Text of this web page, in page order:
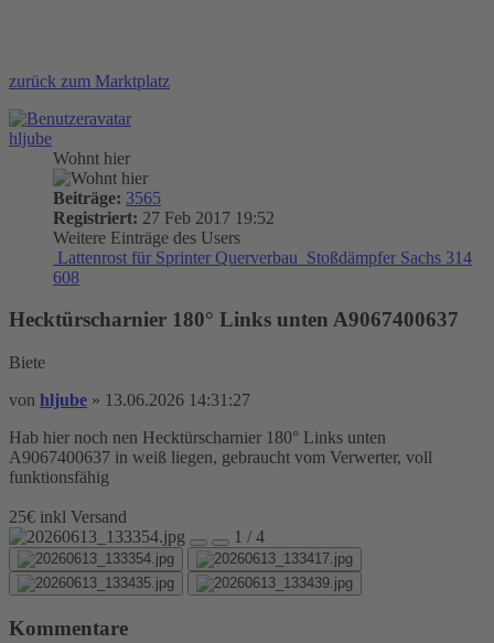
zurück zum Marktplatz
hljube
Wohnt hier
Beiträge: 3565
Registriert: 27 Feb 2017 19:52
Weitere Einträge des Users
Lattenrost für Sprinter Querverbau Stoßdämpfer Sachs 314
608
Hecktürscharnier 180° Links unten A9067400637
Biete
von hljube » 13.06.2026 14:31:27
Hab hier noch nen Hecktürscharnier 180° Links unten
A9067400637 in weiß liegen, gebraucht vom Verwerter, voll
funktionsfähig
25€ inkl Versand
1 / 4
Kommentare